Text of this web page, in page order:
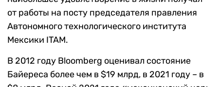
от работы на посту председателя правления
Автономного технологического института
Мексики ITAM.
В 2012 году Bloomberg оценивал состояние
Байереса более чем в $19 млрд, в 2021 году – в